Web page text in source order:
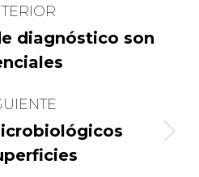
Publicación
diagnóstico son
Publicación